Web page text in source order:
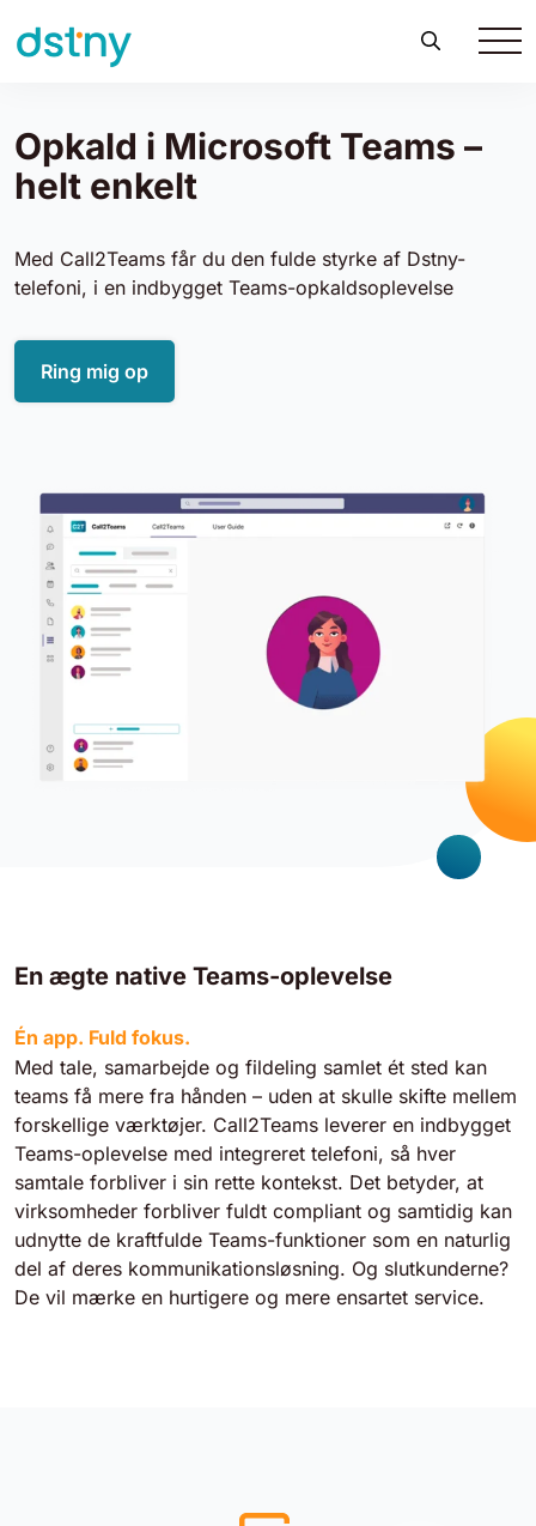
Opkald i Microsoft Teams –
helt enkelt
Med Call2Teams får du den fulde styrke af Dstny-
telefoni, i en indbygget Teams-opkaldsoplevelse
Ring mig op
En ægte native Teams-oplevelse
Én app. Fuld fokus.
Med tale, samarbejde og fildeling samlet ét sted kan
teams få mere fra hånden – uden at skulle skifte mellem
forskellige værktøjer. Call2Teams leverer en indbygget
Teams-oplevelse med integreret telefoni, så hver
samtale forbliver i sin rette kontekst. Det betyder, at
virksomheder forbliver fuldt compliant og samtidig kan
udnytte de kraftfulde Teams-funktioner som en naturlig
del af deres kommunikationsløsning. Og slutkunderne?
De vil mærke en hurtigere og mere ensartet service.